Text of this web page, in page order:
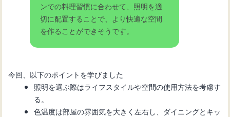
ンでの料理習慣に合わせて、照明を適
切に配置することで、より快適な空間
を作ることができそうです。
今回、以下のポイントを学びました
照明を選ぶ際はライフスタイルや空間の使用方法を考慮す
る。
色温度は部屋の雰囲気を大きく左右し、ダイニングとキッ